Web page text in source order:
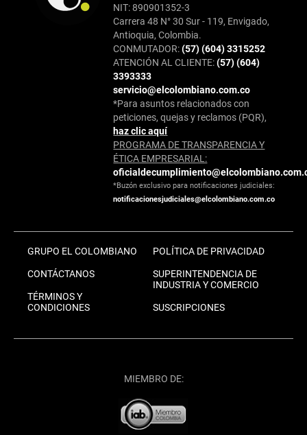
NIT: 890901352-3
Carrera 48 N° 30 Sur - 119, Envigado,
Antioquia, Colombia.
CONMUTADOR:(57) (604) 3315252
ATENCIÓN AL CLIENTE:(57) (604)
3393333
servicio@elcolombiano.com.co
*Para asuntos relacionados con
peticiones, quejas y reclamos (PQR),
haz clic aquí
PROGRAMA DE TRANSPARENCIA Y
ÉTICA EMPRESARIAL:
*Buzón exclusivo para notificaciones judiciales:
notificacionesjudiciales@elcolombiano.com.co
GRUPO EL COLOMBIANO
CONTÁCTANOS
TÉRMINOS Y
CONDICIONES
POLÍTICA DE PRIVACIDAD
SUPERINTENDENCIA DE
INDUSTRIA Y COMERCIO
SUSCRIPCIONES
MIEMBRO DE: